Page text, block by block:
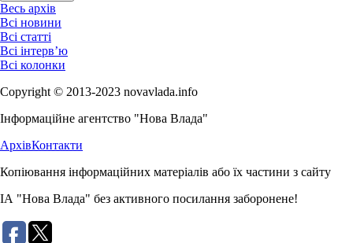
Весь архів
Всі новини
Всі статті
Всі інтерв’ю
Всі колонки
Copyright © 2013-2023 novavlada.info
Інформаційне агентство "Нова Влада"
АрхівКонтакти
Копіювання інформаційних матеріалів або їх частини з сайту
ІА "Нова Влада" без активного посилання заборонене!